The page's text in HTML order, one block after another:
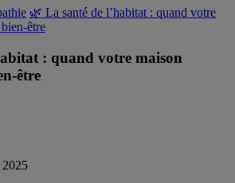
🌿 La santé de l’habitat : quand votre
être
: quand votre maison
être
2025